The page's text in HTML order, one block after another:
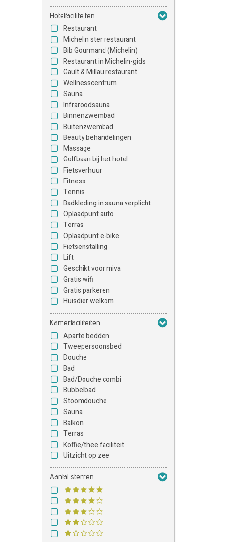
Hotelfaciliteiten
Restaurant
Michelin ster restaurant
Bib Gourmand (Michelin)
Restaurant in Michelin-gids
Gault & Millau restaurant
Wellnesscentrum
Sauna
Infraroodsauna
Binnenzwembad
Buitenzwembad
Beauty behandelingen
Massage
Golfbaan bij het hotel
Fietsverhuur
Fitness
Tennis
Badkleding in sauna verplicht
Oplaadpunt auto
Terras
Oplaadpunt e-bike
Fietsenstalling
Lift
Geschikt voor miva
Gratis wifi
Gratis parkeren
Huisdier welkom
Kamerfaciliteiten
Aparte bedden
Tweepersoonsbed
Douche
Bad
Bad/Douche combi
Bubbelbad
Stoomdouche
Sauna
Balkon
Terras
Koffie/thee faciliteit
Uitzicht op zee
Aantal sterren